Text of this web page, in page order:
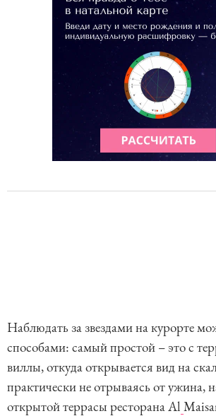
Наблюдать за звездами на курорте
способами: самый простой – это с
виллы, откуда открывается вид на
практически не отрываясь от ужина,
открытой террасы ресторана Al